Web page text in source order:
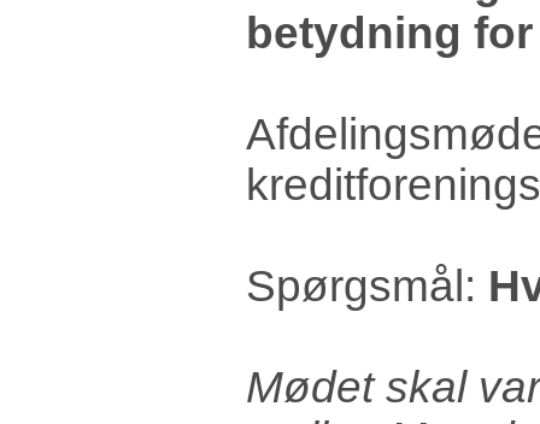
betydning
Spørgsmål:
Mødet skal